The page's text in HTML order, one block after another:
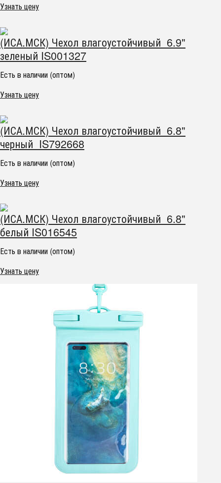
Узнать цену
(ИСА.МСК) Чехол влагоустойчивый 6.9"
зеленый IS001327
Есть в наличии (оптом)
Узнать цену
(ИСА.МСК) Чехол влагоустойчивый 6.8"
черный IS792668
Есть в наличии (оптом)
Узнать цену
(ИСА.МСК) Чехол влагоустойчивый 6.8"
белый IS016545
Есть в наличии (оптом)
Узнать цену